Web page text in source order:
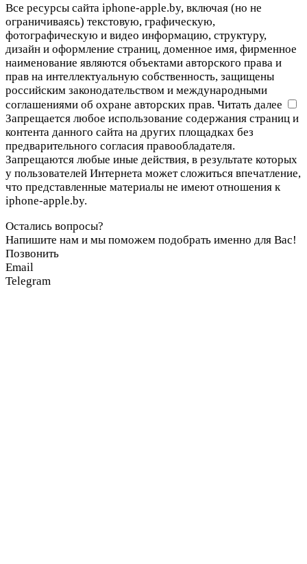
Все ресурсы сайта iphone-apple.by, включая (но не
ограничиваясь) текстовую, графическую,
фотографическую и видео информацию, структуру,
дизайн и оформление страниц, доменное имя, фирменное
наименование являются объектами авторского права и
прав на интеллектуальную собственность, защищены
российским законодательством и международными
соглашениями об охране авторских прав. Читать далее
Запрещается любое использование содержания страниц и
контента данного сайта на других площадках без
предварительного согласия правообладателя.
Запрещаются любые иные действия, в результате которых
у пользователей Интернета может сложиться впечатление,
что представленные материалы не имеют отношения к
iphone-apple.by.
Остались вопросы?
Напишите нам и мы поможем подобрать именно для Вас!
Позвонить
Email
Telegram